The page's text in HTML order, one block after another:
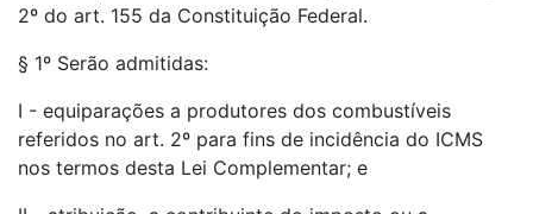
2º do art. 155 da Constituição Federal.
§ 1º Serão admitidas:
I - equiparações a produtores dos combustíveis
referidos no art. 2º para fins de incidência do ICMS
nos termos desta Lei Complementar; e